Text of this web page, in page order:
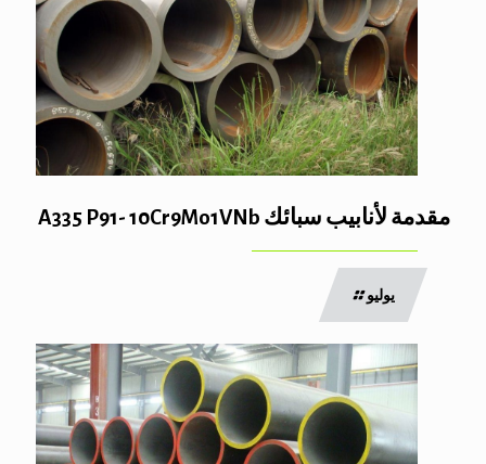
مقدمة لأنابيب سبائك A335 P91- 10Cr9Mo1VNb
يوليو